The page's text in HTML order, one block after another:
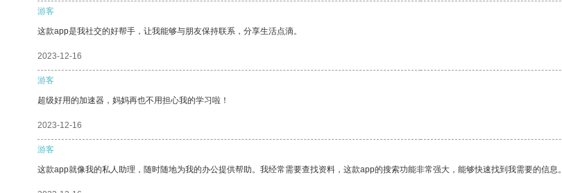
游客
这款app是我社交的好帮手，让我能够与朋友保持联系，分享生活点滴。
2023-12-16
游客
超级好用的加速器，妈妈再也不用担心我的学习啦！
2023-12-16
游客
这款app就像我的私人助理，随时随地为我的办公提供帮助。我经常需要查找资料，这款app的搜索功能非常强大，能够快速找到我需要的信息。